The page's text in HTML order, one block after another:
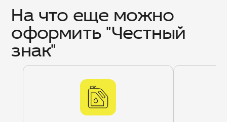
На что еще можно
оформить "Честный
знак"